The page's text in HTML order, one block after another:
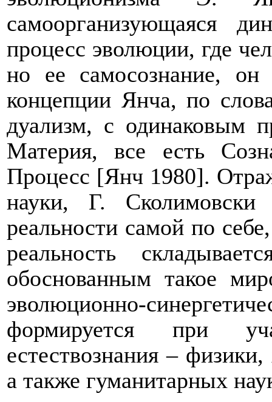
самоорганизующаяся
процесс эволюции, где
но ее самосознание,
концепции Янча, по
дуализм, с одинаковым
Материя, все есть
Процесс [Янч 1980].
науки, Г. Сколимовски
реальности самой по
реальность
обоснованным такое
эволюционно-
формируется при
естествознания–физики,
а также гуманитарных